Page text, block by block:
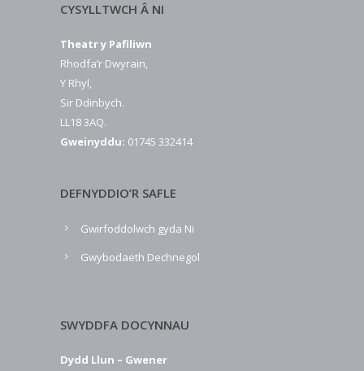
CYSYLLTWCH Â NI
Theatr y Pafiliwn
Rhodfa’r Dwyrain,
Y Rhyl,
Sir Ddinbych.
LL18 3AQ.
Gweinyddu: 01745 332414
DEFNYDDIO’R SAFLE
Gwirfoddolwch gyda Ni
Gwybodaeth Dechnegol
SWYDDFA DOCYNNAU
Dydd Llun – Gwener